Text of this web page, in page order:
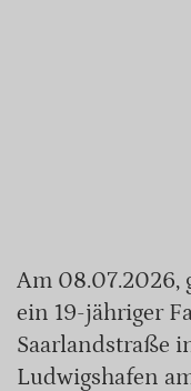
Am 08.07.2026,
ein 19-jähriger
Saarlandstraße
Ludwigshafen